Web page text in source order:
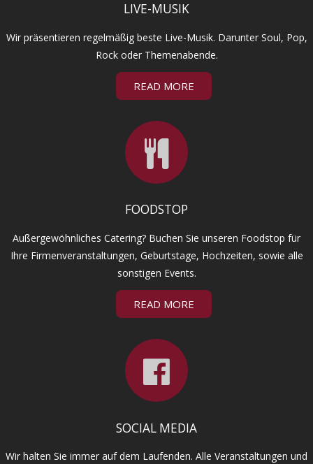
LIVE-MUSIK
Wir präsentieren regelmäßig beste Live-Musik. Darunter Soul, Pop,
Rock oder Themenabende.
READ MORE
FOODSTOP
Außergewöhnliches Catering? Buchen Sie unseren Foodstop für
Ihre Firmenveranstaltungen, Geburtstage, Hochzeiten, sowie alle
sonstigen Events.
READ MORE
SOCIAL MEDIA
Wir halten Sie immer auf dem Laufenden. Alle Veranstaltungen und